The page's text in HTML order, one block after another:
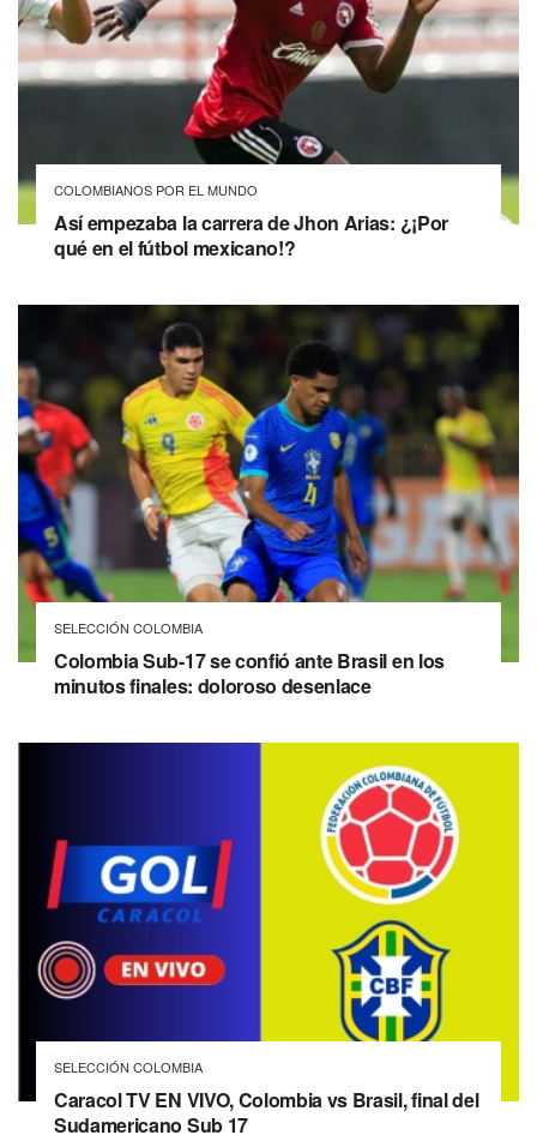
COLOMBIANOS POR EL MUNDO
Así empezaba la carrera de Jhon Arias: ¿¡Por
qué en el fútbol mexicano!?
SELECCIÓN COLOMBIA
Colombia Sub-17 se confió ante Brasil en los
minutos finales: doloroso desenlace
SELECCIÓN COLOMBIA
Caracol TV EN VIVO, Colombia vs Brasil, final del
Sudamericano Sub 17